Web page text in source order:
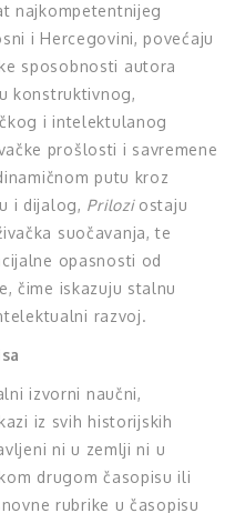
najkompetentnijeg
i Hercegovini, povećaju
sposobnosti autora
konstruktivnog,
i intelektulanog
prošlosti i savremene
putu kroz
i dijalog, Priloziostaju
suočavanja, te
opasnosti od
čime iskazuju stalnu
razvoj.
izvorni naučni,
iz svih historijskih
ni u zemlji ni u
drugom časopisu ili
rubrike u časopisu